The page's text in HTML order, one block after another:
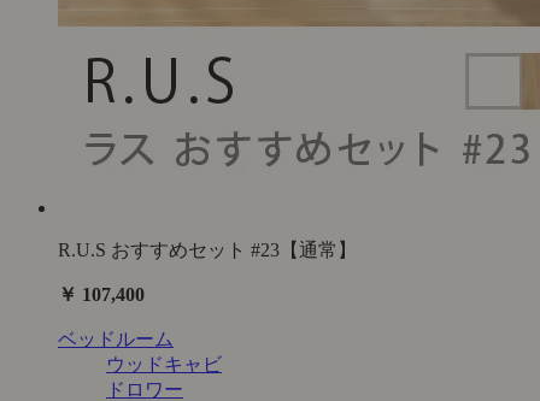
R.U.S おすすめセット #23【通常】
￥ 107,400
ベッドルーム
ウッドキャビ
ドロワー